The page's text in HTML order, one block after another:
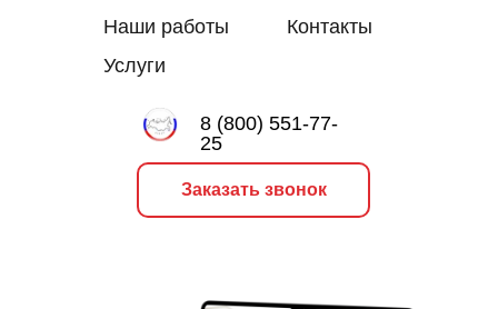
Заказать звонок
Наши работы
Услуги
8 (800) 551-77-
25
Контакты